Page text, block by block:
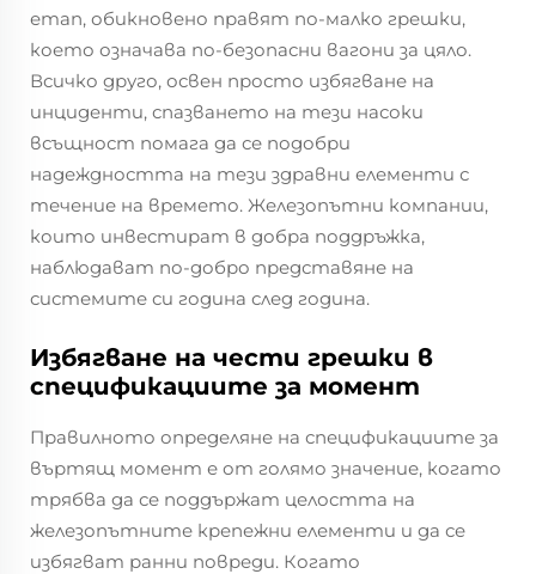
етап, обикновено правят по-малко грешки,
което означава по-безопасни вагони за цяло.
Всичко друго, освен просто избягване на
инциденти, спазването на тези насоки
всъщност помага да се подобри
надеждността на тези здравни елементи с
течение на времето. Железопътни компании,
които инвестират в добра поддръжка,
наблюдават по-добро представяне на
системите си година след година.
Избягване на чести грешки в
спецификациите за момент
Правилното определяне на спецификациите за
въртящ момент е от голямо значение, когато
трябва да се поддържат целостта на
железопътните крепежни елементи и да се
избягват ранни повреди. Когато